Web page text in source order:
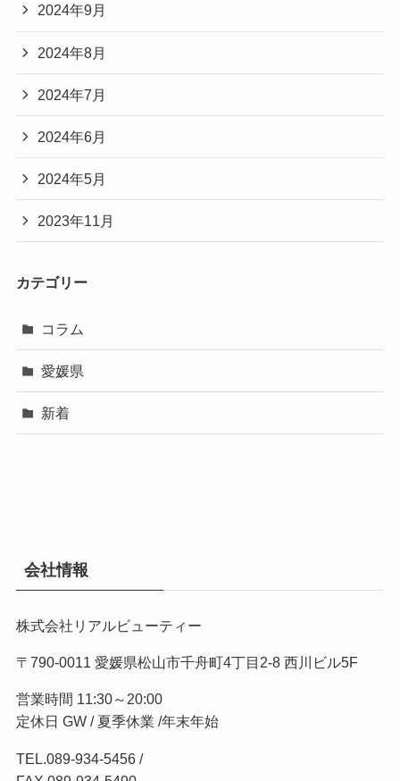
2024年9月
2024年8月
2024年7月
2024年6月
2024年5月
2023年11月
カテゴリー
コラム
愛媛県
新着
会社情報
株式会社リアルビューティー
〒790-0011 愛媛県松山市千舟町4丁目2-8 西川ビル5F
営業時間 11:30～20:00
定休日 GW / 夏季休業 /年末年始
TEL. 089-934-5456/